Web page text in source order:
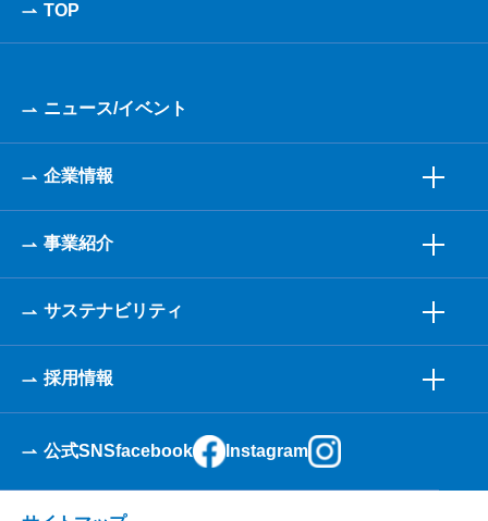
TOP
ニュース/イベント
企業情報
事業紹介
サステナビリティ
採用情報
公式SNSfacebook Instagram